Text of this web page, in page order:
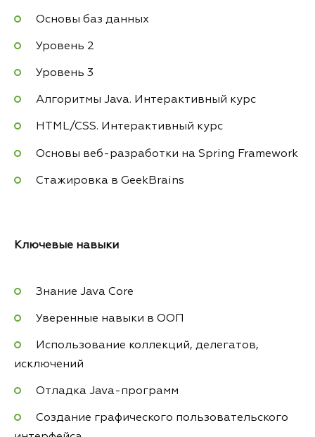
Основы баз данных
Уровень 2
Уровень 3
Алгоритмы Java. Интерактивный курс
HTML/CSS. Интерактивный курс
Основы веб-разработки на Spring Framework
Стажировка в GeekBrains
Ключевые навыки
Знание Java Core
Уверенные навыки в ООП
Использование коллекций, делегатов,
исключений
Отладка Java-программ
Создание графического пользовательского